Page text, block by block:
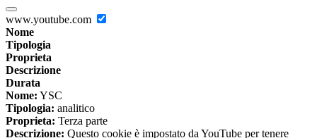
www.youtube.com
Nome
Tipologia
Proprieta
Descrizione
Durata
Nome: YSC
Tipologia: analitico
Proprieta: Terza parte
Descrizione: Questo cookie è impostato da YouTube per tenere